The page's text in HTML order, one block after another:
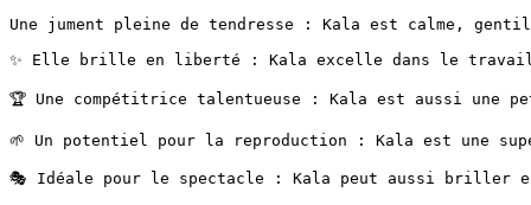
Une jument pleine de tendresse : Kala est calme,
✨ Elle brille en liberté : Kala excelle dans le travail
🏆 Une compétitrice talentueuse : Kala est aussi une
🌱 Un potentiel pour la reproduction : Kala est une
🎭 Idéale pour le spectacle : Kala peut aussi briller